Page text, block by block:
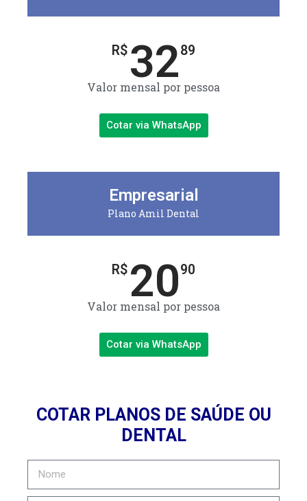
R$ 3289
Valor mensal por pessoa
Cotar via WhatsApp
Empresarial
Plano Amil Dental
R$ 2090
Valor mensal por pessoa
Cotar via WhatsApp
COTAR PLANOS DE SAÚDE OU
DENTAL